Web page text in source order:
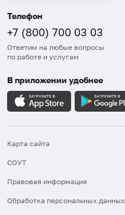
Телефон
+7 (800) 700 03 03
Ответим на любые вопросы
по работе и услугам
В приложении удобнее
Карта сайта
СОУТ
Правовая информация
Обработка персональных данных